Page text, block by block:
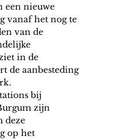
een nieuwe
vanaf het nog te
van de
in de
de aanbesteding
bij
zijn
deze
op het